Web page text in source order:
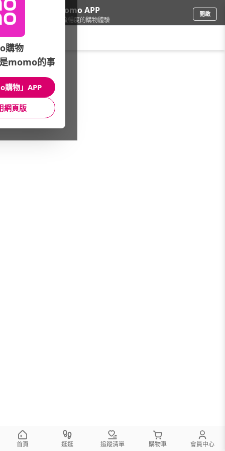
下載momo APP
給你3倍流暢度的購物體驗
開啟
品牌旗艦/Nespresso
本館精選商品
館長推薦 月銷量
首頁 逛逛 追蹤清單 購物車 會員中心
購物
momo的事
購物」APP
網頁版